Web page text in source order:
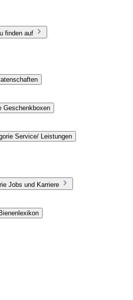
finden auf
Geschenkboxen
Service/ Leistungen
Jobs und Karriere